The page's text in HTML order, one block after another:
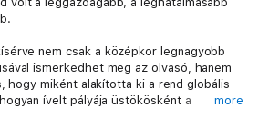
nem csak a középkor legnagyobb
ismerkedhet meg az olvasó, hanem
hogy miként alakította ki a rend globális
ívelt pályája üstökösként a
more